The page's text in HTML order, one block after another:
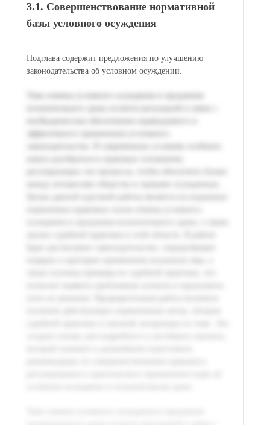
3.1. Совершенствование нормативной
базы условного осуждения
Подглава содержит предложения по улучшению
законодательства об условном осуждении.